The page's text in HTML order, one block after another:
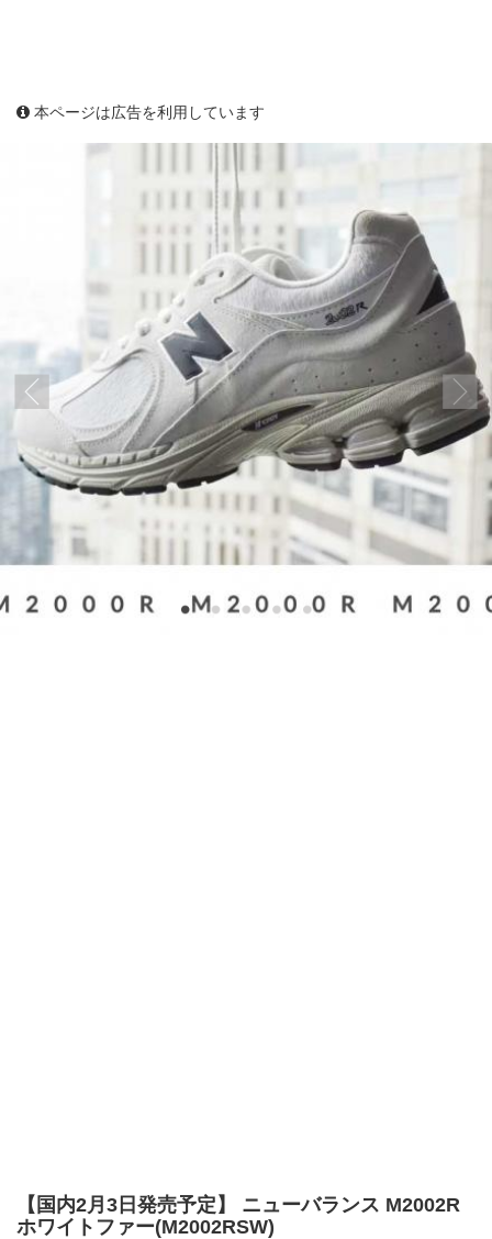
本ページは広告を利用しています
【国内2月3日発売予定】 ニューバランス M2002R
ホワイトファー(M2002RSW)